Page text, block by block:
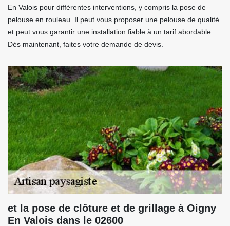
En Valois pour différentes interventions, y compris la pose de
pelouse en rouleau. Il peut vous proposer une pelouse de qualité
et peut vous garantir une installation fiable à un tarif abordable.
Dès maintenant, faites votre demande de devis.
et la pose de clôture et de grillage à Oigny
En Valois dans le 02600